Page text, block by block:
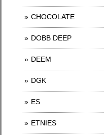
CHOCOLATE
DOBB DEEP
DEEM
DGK
ES
ETNIES